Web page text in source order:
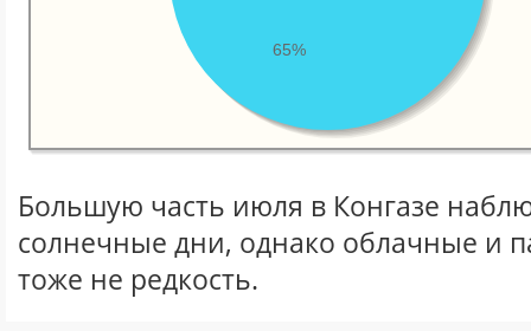
65%
Большую часть июля в Конгазе
солнечные дни, однако облачные и
тоже не редкость.